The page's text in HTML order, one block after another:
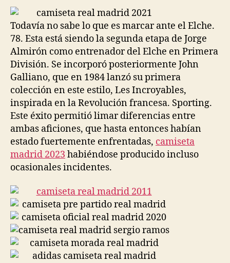
Todavía no sabe lo que es marcar ante el Elche.
78. Esta está siendo la segunda etapa de Jorge
Almirón como entrenador del Elche en Primera
División. Se incorporó posteriormente John
Galliano, que en 1984 lanzó su primera
colección en este estilo, Les Incroyables,
inspirada en la Revolución francesa. Sporting.
Este éxito permitió limar diferencias entre
ambas aficiones, que hasta entonces habían
estado fuertemente enfrentadas, camiseta
madrid 2023 habiéndose producido incluso
ocasionales incidentes.